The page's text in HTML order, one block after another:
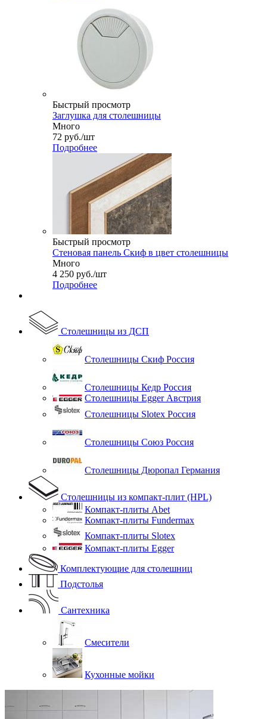
Быстрый просмотр
Заглушка для столешницы
Много
72 руб./шт
Подробнее
Быстрый просмотр
Стеновая панель Скиф в цвет столешницы
Много
4 250 руб./шт
Подробнее
Столешницы из ДСП
Столешницы Скиф Россия
Столешницы Кедр Россия
Столешницы Egger Австрия
Столешницы Slotex Россия
Столешницы Союз Россия
Столешницы Дюропал Германия
Столешницы из компакт-плит (HPL)
Компакт-плиты Abet
Компакт-плиты Fundermax
Компакт-плиты Slotex
Компакт-плиты Egger
Комплектующие для столешниц
Подстолья
Сантехника
Смесители
Кухонные мойки